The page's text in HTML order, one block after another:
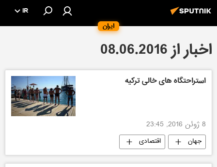
ایران
IR
اخبار از 08.06.2016
استراحتگاه های خالی ترکیه
8 ژوئن 2016, 23:45
جهان اقتصادی